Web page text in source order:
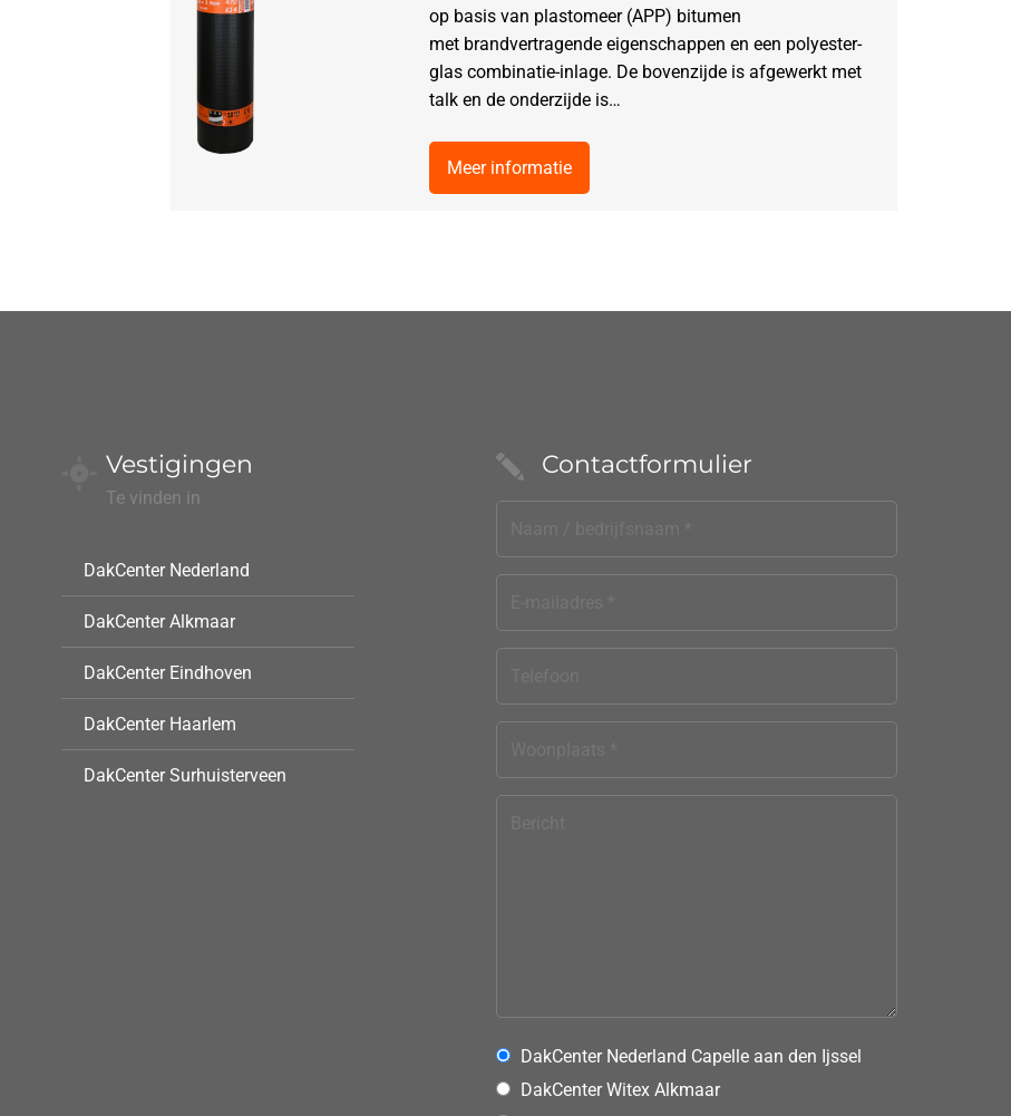
op basis van plastomeer (APP) bitumen
met brandvertragende eigenschappen en een polyester-
glas combinatie-inlage. De bovenzijde is afgewerkt met
talk en de onderzijde is…
Meer informatie
Vestigingen
Te vinden in
DakCenter Nederland
DakCenter Alkmaar
DakCenter Eindhoven
DakCenter Haarlem
DakCenter Surhuisterveen
Contactformulier
DakCenter Nederland Capelle aan den Ijssel
DakCenter Witex Alkmaar